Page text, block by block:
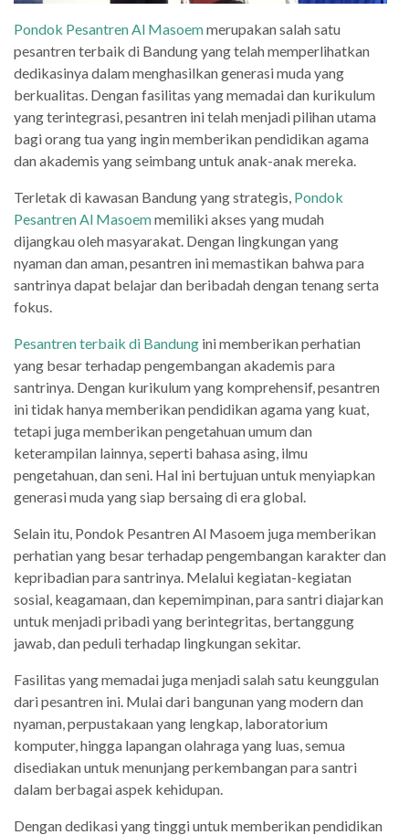
Pondok Pesantren Al Masoemmerupakan salah satu
pesantren terbaik di Bandung yang telah memperlihatkan
dedikasinya dalam menghasilkan generasi muda yang
berkualitas. Dengan fasilitas yang memadai dan kurikulum
yang terintegrasi, pesantren ini telah menjadi pilihan utama
bagi orang tua yang ingin memberikan pendidikan agama
dan akademis yang seimbang untuk anak-anak mereka.
Terletak di kawasan Bandung yang strategis, Pondok
Pesantren Al Masoemmemiliki akses yang mudah
dijangkau oleh masyarakat. Dengan lingkungan yang
nyaman dan aman, pesantren ini memastikan bahwa para
santrinya dapat belajar dan beribadah dengan tenang serta
fokus.
Pesantren terbaik di Bandung ini memberikan perhatian
yang besar terhadap pengembangan akademis para
santrinya. Dengan kurikulum yang komprehensif, pesantren
ini tidak hanya memberikan pendidikan agama yang kuat,
tetapi juga memberikan pengetahuan umum dan
keterampilan lainnya, seperti bahasa asing, ilmu
pengetahuan, dan seni. Hal ini bertujuan untuk menyiapkan
generasi muda yang siap bersaing di era global.
Selain itu, Pondok Pesantren Al Masoem juga memberikan
perhatian yang besar terhadap pengembangan karakter dan
kepribadian para santrinya. Melalui kegiatan-kegiatan
sosial, keagamaan, dan kepemimpinan, para santri diajarkan
untuk menjadi pribadi yang berintegritas, bertanggung
jawab, dan peduli terhadap lingkungan sekitar.
Fasilitas yang memadai juga menjadi salah satu keunggulan
dari pesantren ini. Mulai dari bangunan yang modern dan
nyaman, perpustakaan yang lengkap, laboratorium
komputer, hingga lapangan olahraga yang luas, semua
disediakan untuk menunjang perkembangan para santri
dalam berbagai aspek kehidupan.
Dengan dedikasi yang tinggi untuk memberikan pendidikan